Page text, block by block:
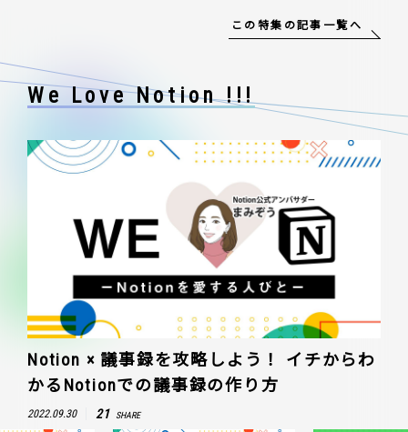
この特集の記事一覧へ
We Love Notion !!!
Notion × 議事録を攻略しよう！ イチからわ
かるNotionでの議事録の作り方
2022.09.30 21 SHARE